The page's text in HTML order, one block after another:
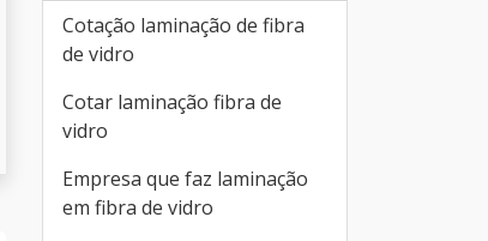
Cotação laminação de fibra
de vidro
Cotar laminação fibra de
vidro
Empresa que faz laminação
em fibra de vidro